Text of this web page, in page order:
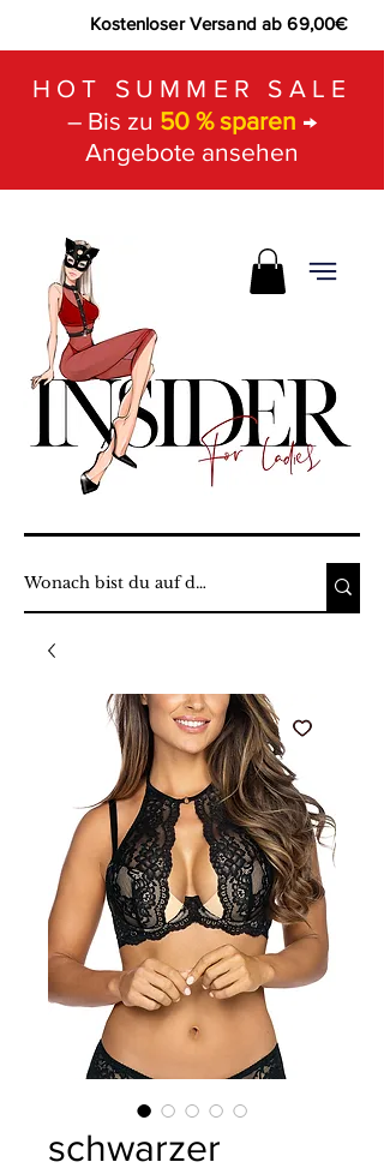
Kostenloser Versand ab 69,00€
HOT SUMMER SALE
– Bis zu 50 % sparen →
Angebote ansehen
schwarzer